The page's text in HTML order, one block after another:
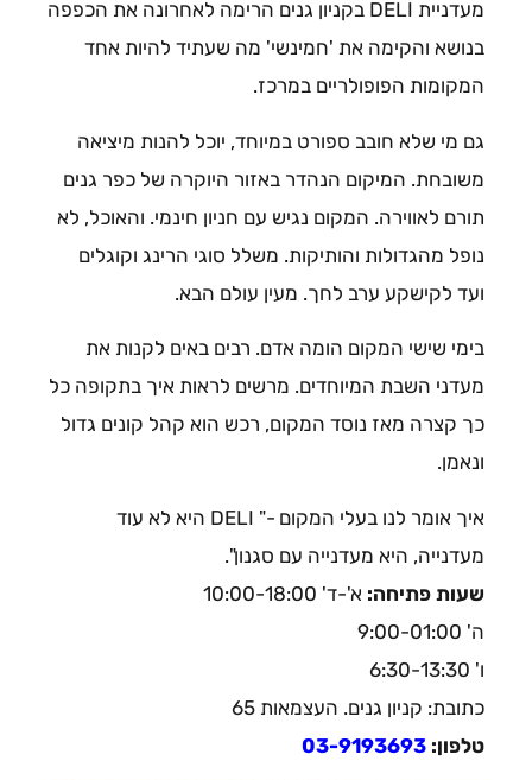
מעדניית DELI בקניון גנים הרימה לאחרונה את הכפפה
בנושא והקימה את 'חמינשי' מה שעתיד להיות אחד
המקומות הפופולריים במרכז.
גם מי שלא חובב ספורט במיוחד, יוכל להנות מיציאה
משובחת. המיקום הנהדר באזור היוקרה של כפר גנים
תורם לאווירה. המקום נגיש עם חניון חינמי. והאוכל, לא
נופל מהגדולות והותיקות. משלל סוגי הרינג וקוגלים
ועד לקישקע ערב לחך. מעין עולם הבא.
בימי שישי המקום הומה אדם. רבים באים לקנות את
מעדני השבת המיוחדים. מרשים לראות איך בתקופה כל
כך קצרה מאז נוסד המקום, רכש הוא קהל קונים גדול
ונאמן.
איך אומר לנו בעלי המקום -" DELI היא לא עוד
מעדנייה, היא מעדנייה עם סגנון".
שעות פתיחה: א'-ד' 10:00-18:00
ה' 9:00-01:00
ו' 6:30-13:30
כתובת: קניון גנים. העצמאות 65
טלפון: 03-9193693